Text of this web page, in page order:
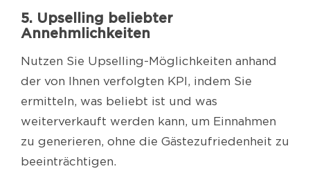
5. Upselling beliebter
Annehmlichkeiten
Nutzen Sie Upselling-Möglichkeiten anhand
der von Ihnen verfolgten KPI, indem Sie
ermitteln, was beliebt ist und was
weiterverkauft werden kann, um Einnahmen
zu generieren, ohne die Gästezufriedenheit zu
beeinträchtigen.